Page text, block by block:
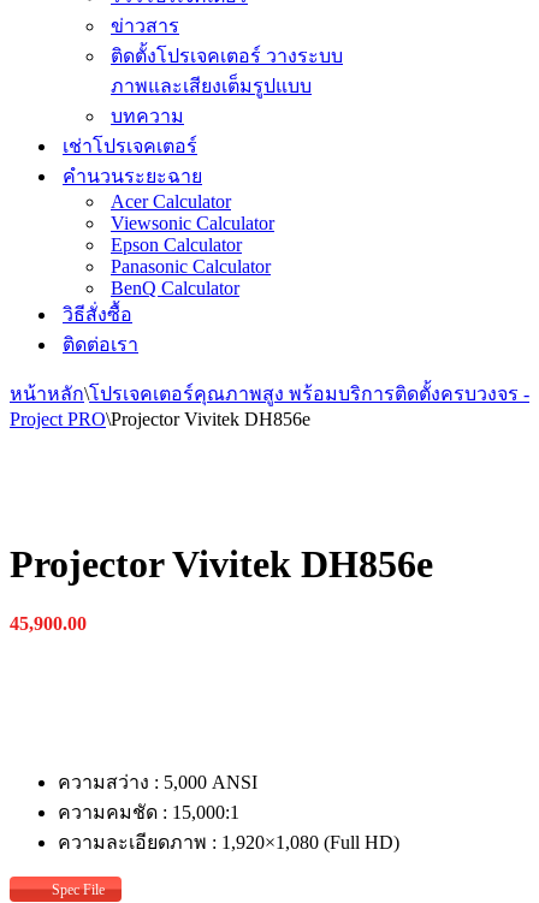
ข่าวสาร
ติดตั้งโปรเจคเตอร์ วางระบบ
ภาพและเสียงเต็มรูปแบบ
บทความ
เช่าโปรเจคเตอร์
คำนวนระยะฉาย
Acer Calculator
Viewsonic Calculator
Epson Calculator
Panasonic Calculator
BenQ Calculator
วิธีสั่งซื้อ
ติดต่อเรา
หน้าหลัก\โปรเจคเตอร์คุณภาพสูง พร้อมบริการติดตั้งครบวงจร -
Project PRO\Projector Vivitek DH856e
Projector Vivitek DH856e
45,900.00
ความสว่าง : 5,000 ANSI
ความคมชัด : 15,000:1
ความละเอียดภาพ : 1,920×1,080 (Full HD)
Spec File